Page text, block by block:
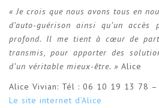
« Je crois que nous avons tous en
d’auto-guérison ainsi qu’un accès
profond. Il me tient à cœur de
transmis, pour apporter des
d’un véritable mieux-être. » Alice
Alice Vivian: Tél : 06 10 19 13 78
Le site internet d’Alice